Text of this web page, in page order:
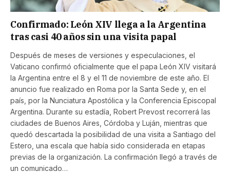
Confirmado: León XIV llega a la Argentina
tras casi 40 años sin una visita papal
Después de meses de versiones y especulaciones, el
Vaticano confirmó oficialmente que el papa León XIV visitará
la Argentina entre el 8 y el 11 de noviembre de este año. El
anuncio fue realizado en Roma por la Santa Sede y, en el
país, por la Nunciatura Apostólica y la Conferencia Episcopal
Argentina. Durante su estadía, Robert Prevost recorrerá las
ciudades de Buenos Aires, Córdoba y Luján, mientras que
quedó descartada la posibilidad de una visita a Santiago del
Estero, una escala que había sido considerada en etapas
previas de la organización. La confirmación llegó a través de
un comunicado…